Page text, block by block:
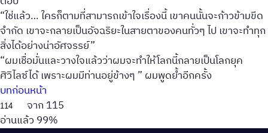
“ใช่แล้ว… ใครก็ตามที่สามารถเข้าใจเรื่องนี้ เขาคนนั้นจะก้าวข้ามขีด
จำกัด เขาจะกลายเป็นอัจฉริยะในสายตาของคนทั่วๆ ไป เขาจะทำทุก
สิ่งได้อย่างน่าอัศจรรย์”
“ผมเชื่อมั่นและวางใจแล้วว่าผมจะทำให้โลกนี้กลายเป็นโลกยุค
ศิวิไลซ์ได้ เพราะผมมีท่านอยู่ข้างๆ ” ผมพูดย้ำอีกครั้ง
บทก่อนหน้า
จาก 115
อ่านแล้ว 99%